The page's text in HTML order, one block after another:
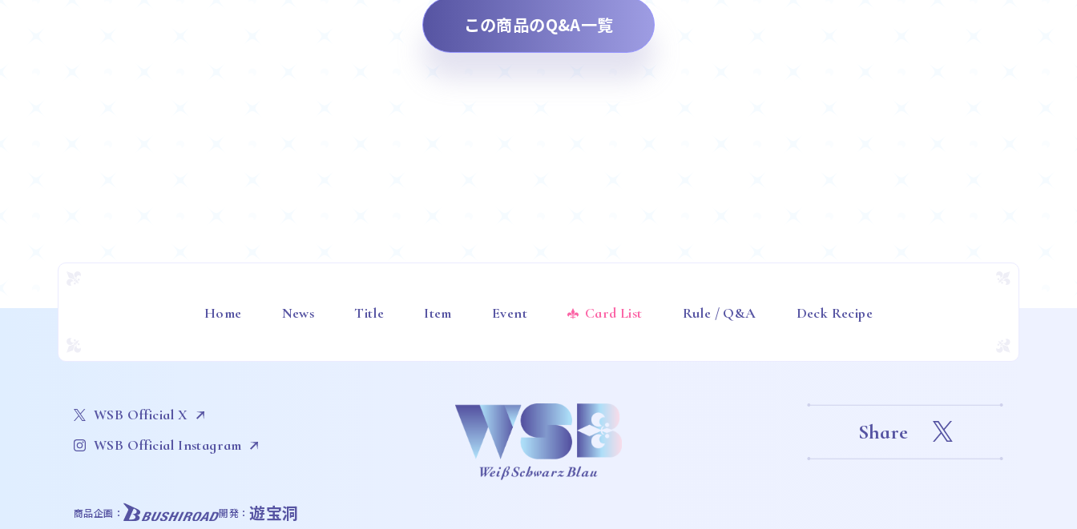
この商品のQ&A一覧
Home News Title Item Event Card List Rule / Q&A Deck Recipe
WSB Official X
WSB Official Instagram
Share
商品企画： 開発： 遊宝洞